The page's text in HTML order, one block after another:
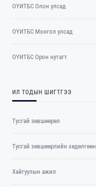
ОҮИТБС Олон улсад
ОYИТБС Монгол улсад
ОYИТБС Орон нутагт
ИЛ ТОДЫН ШИГТГЭЭ
Тусгай зөвшөөрөл
Тусгай зөвшөөрлийн хөдөлгөөн
Хайгуулын ажил